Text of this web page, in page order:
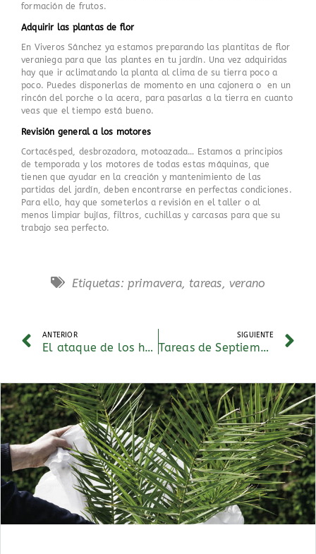
formación de frutos.
Adquirir las plantas de flor
En Viveros Sánchez ya estamos preparando las plantitas de flor
veraniega para que las plantes en tu jardín. Una vez adquiridas
hay que ir aclimatando la planta al clima de su tierra poco a
poco. Puedes disponerlas de momento en una cajonera o en un
rincón del porche o la acera, para pasarlas a la tierra en cuanto
veas que el tiempo está bueno.
Revisión general a los motores
Cortacésped, desbrozadora, motoazada… Estamos a principios
de temporada y los motores de todas estas máquinas, que
tienen que ayudar en la creación y mantenimiento de las
partidas del jardín, deben encontrarse en perfectas condiciones.
Para ello, hay que someterlos a revisión en el taller o al
menos limpiar bujías, filtros, cuchillas y carcasas para que su
trabajo sea perfecto.
Etiquetas: primavera,tareas, verano
ANTERIOR
El ataque de los hongos
SIGUIENTE
Tareas de Septiembre